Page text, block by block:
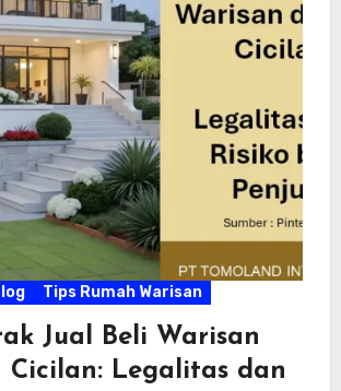
Tips Rumah Warisan
Jual Beli Warisan
Cicilan: Legalitas dan